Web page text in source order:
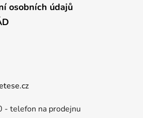
osobních údajů
- telefon na prodejnu